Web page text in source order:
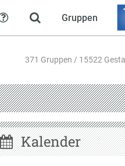
Gruppen
371 Gruppen / 15522
Kalender